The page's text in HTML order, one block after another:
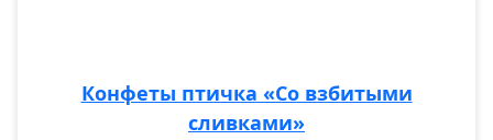
Конфеты птичка «Со взбитыми
сливками»